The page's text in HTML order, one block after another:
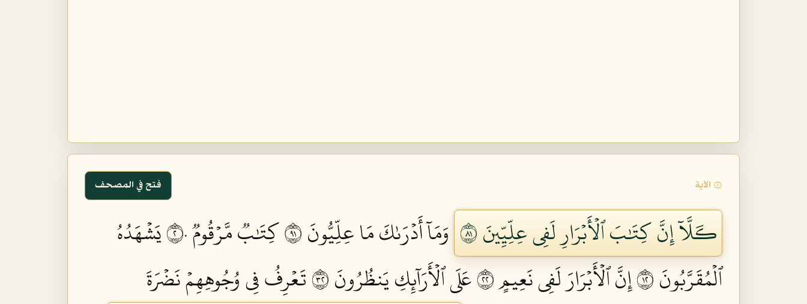
۞ الآية فتح في المصحف
كـَلَّآ إِنَّ كِتَٰبَ ٱلۡأَبۡرَارِ لَفِي عِلِّيِّينَ ١٨ وَمَآ أَدۡرَىٰكَ مَا عِلِّيُّونَ ١٩ كِتَٰبٞ مَّرۡقُومٞ ٢٠
يَشۡهَدُهُ
ٱلۡمُقَرَّبُونَ ٢١
إِنَّ ٱلۡأَبۡرَارَ لَفِي نَعِيمٍ ٢٢ عَلَى ٱلۡأَرَآئِكِ يَنظُرُونَ ٢٣
تَعۡرِفُ فِي وُجُوهِهِمۡ نَضۡرَةَ